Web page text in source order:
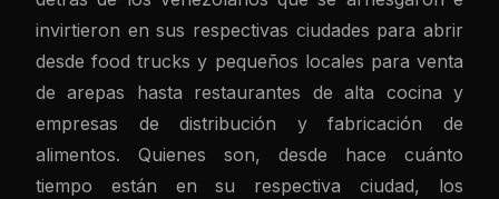
invirtieron en sus respectivas ciudades para abrir
desde food trucks y pequeños locales para venta
de arepas hasta restaurantes de alta cocina y
empresas de distribución y fabricación de
alimentos. Quienes son, desde hace cuánto
tiempo están en su respectiva ciudad, los